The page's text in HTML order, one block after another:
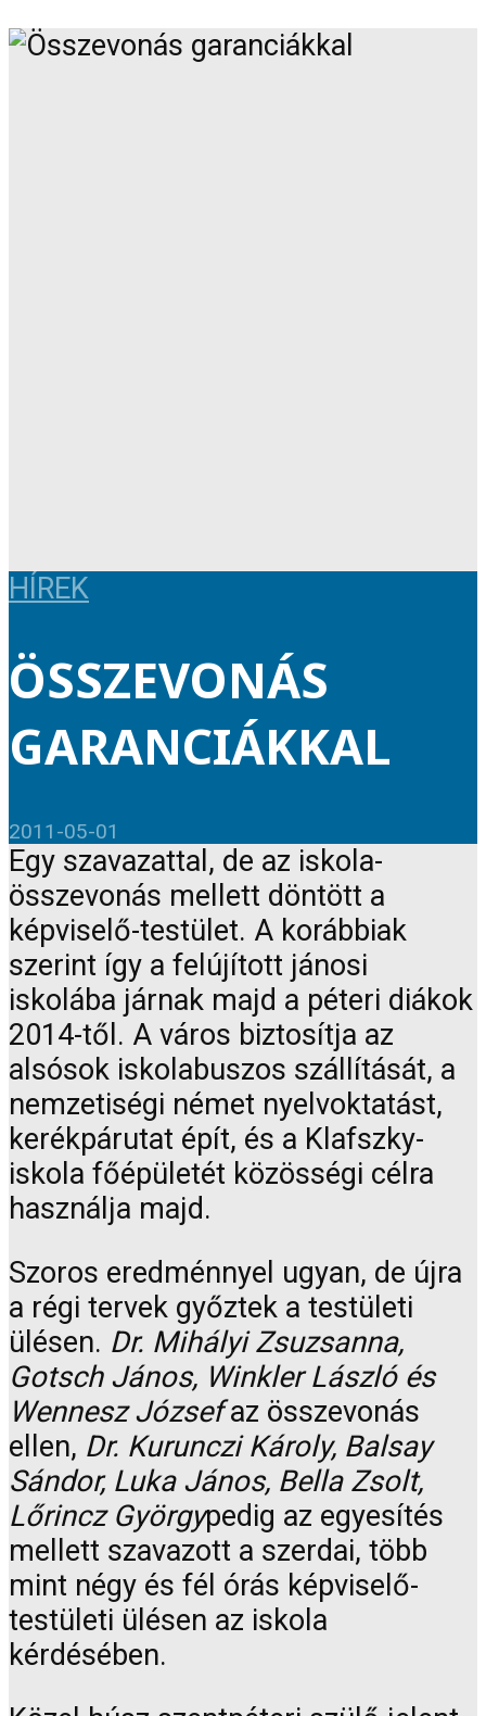
HÍREK
ÖSSZEVONÁS
GARANCIÁKKAL
2011-05-01
Egy szavazattal, de az iskola-
összevonás mellett döntött a
képviselő-testület. A korábbiak
szerint így a felújított jánosi
iskolába járnak majd a péteri diákok
2014-től. A város biztosítja az
alsósok iskolabuszos szállítását, a
nemzetiségi német nyelvoktatást,
kerékpárutat épít, és a Klafszky-
iskola főépületét közösségi célra
használja majd.
Szoros eredménnyel ugyan, de újra
a régi tervek győztek a testületi
ülésen. Dr. Mihályi Zsuzsanna,
Gotsch János, Winkler László és
Wennesz Józsefaz összevonás
ellen, Dr. Kurunczi Károly, Balsay
Sándor, Luka János, Bella Zsolt,
Lőrincz Györgypedig az egyesítés
mellett szavazott a szerdai, több
mint négy és fél órás képviselő-
testületi ülésen az iskola
kérdésében.